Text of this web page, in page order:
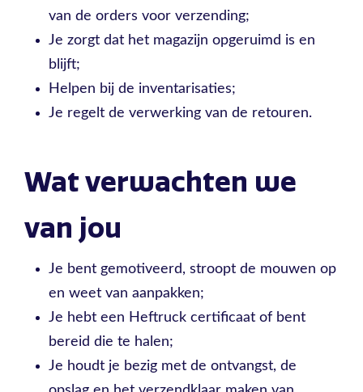
van de orders voor verzending;
Je zorgt dat het magazijn opgeruimd is en
blijft;
Helpen bij de inventarisaties;
Je regelt de verwerking van de retouren.
Wat verwachten we
van jou
Je bent gemotiveerd, stroopt de mouwen op
en weet van aanpakken;
Je hebt een Heftruck certificaat of bent
bereid die te halen;
Je houdt je bezig met de ontvangst, de